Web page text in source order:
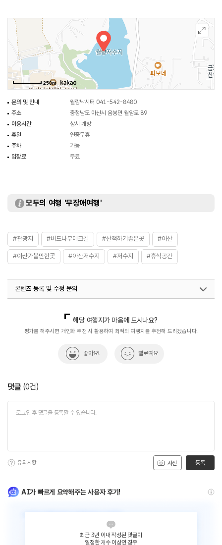
수 있다.
250m
문의 및 안내
월랑낚시터 041-542-8480
주소
충청남도 아산시 음봉면 월암로 89
이용시간
상시 개방
휴일
연중무휴
주차
가능
입장료
무료
모두의 여행 '무장애여행'
#관광지 #버드나무데크길 #산책하기좋은곳 #아산
#아산가볼만한곳 #아산저수지 #저수지 #휴식공간
콘텐츠 등록 및 수정 문의
해당 여행지가 마음에 드시나요?
평가를 해주시면 개인화 추천 시 활용하여 최적의 여행지를 추천해 드리겠습니다.
좋아요! 별로예요
댓글 (0건)
사진
유의사항 등록
AI가 빠르게 요약해주는 사용자 후기!
최근 3년 이내 작성된 댓글이
일정한 개수 이상인 경우